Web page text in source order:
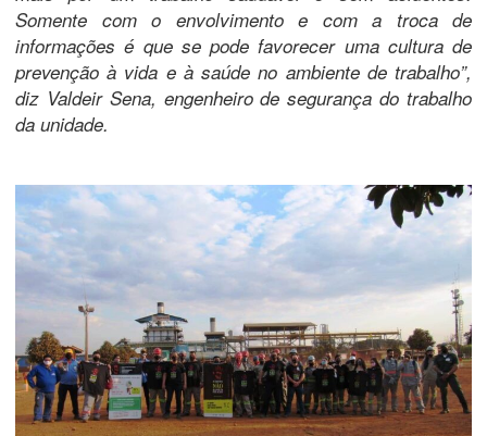
Somente com o envolvimento e com a troca de
informações é que se pode favorecer uma cultura de
prevenção à vida e à saúde no ambiente de trabalho”,
diz Valdeir Sena, engenheiro de segurança do trabalho
da unidade.